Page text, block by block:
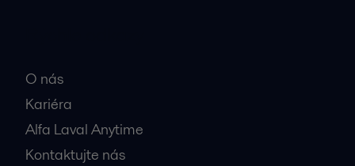
O nás
Kariéra
Alfa Laval Anytime
Kontaktujte nás